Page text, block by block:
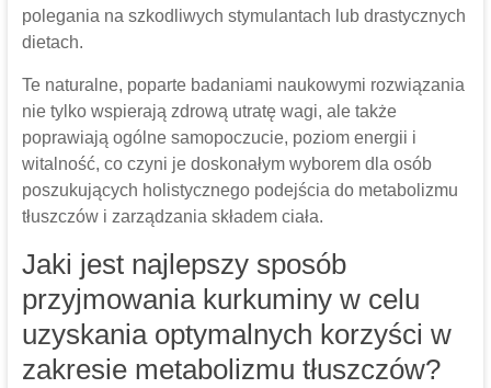
polegania na szkodliwych stymulantach lub drastycznych
dietach.
Te naturalne, poparte badaniami naukowymi rozwiązania
nie tylko wspierają zdrową utratę wagi, ale także
poprawiają ogólne samopoczucie, poziom energii i
witalność, co czyni je doskonałym wyborem dla osób
poszukujących holistycznego podejścia do metabolizmu
tłuszczów i zarządzania składem ciała.
Jaki jest najlepszy sposób
przyjmowania kurkuminy w celu
uzyskania optymalnych korzyści w
zakresie metabolizmu tłuszczów?